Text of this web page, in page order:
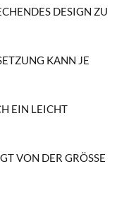
DESIGN ZU
KANN JE
EIN LEICHT
VON DER GRÖSSE D